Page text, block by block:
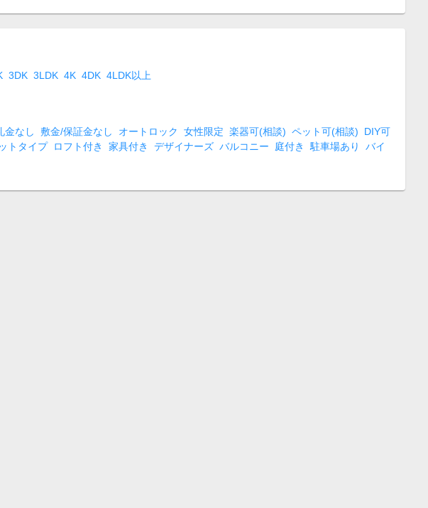
3DK 3LDK 4K 4DK 4LDK以上
金なし 敷金/保証金なし オートロック 女性限定 楽器可(相談) ペット可(相談)
DIY可
トタイプ ロフト付き 家具付き デザイナーズ バルコニー 庭付き 駐車場あり
バイ